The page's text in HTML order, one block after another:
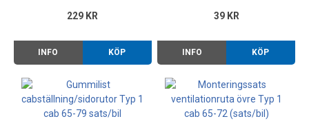
229 KR
INFO KÖP
39 KR
INFO KÖP